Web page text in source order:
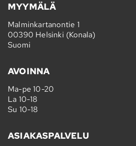
MYYMÄLÄ
Malminkartanontie 1
00390 Helsinki (Konala)
Suomi
AVOINNA
Ma-pe 10-20
La 10-18
Su 10-18
ASIAKASPALVELU